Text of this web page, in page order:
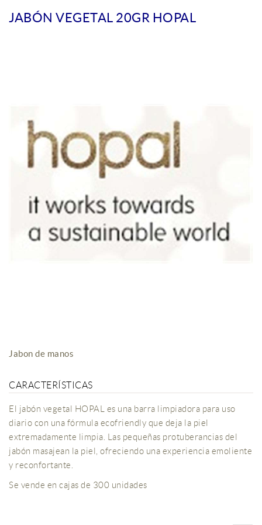
JABÓN VEGETAL 20GR HOPAL
Jabon de manos
CARACTERÍSTICAS
El jabón vegetal HOPAL es una barra limpiadora para uso
diario con una fórmula ecofriendly que deja la piel
extremadamente limpia. Las pequeñas protuberancias del
jabón masajean la piel, ofreciendo una experiencia emoliente
y reconfortante.
Se vende en cajas de 300 unidades